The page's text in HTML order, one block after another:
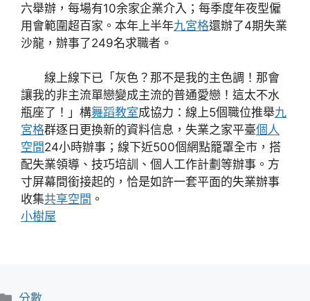
六舉辦，每場有10余家企業介入；每季度年夜型僱
用會範圍超百家。本年上半年九宮格還辦了4期失業
沙龍，辦事了249名求職者。
線上線下已「灰色？那不是我的主色調！那會
讓我的非主流單戀變成主流的普通愛戀！這太不水
瓶座了！」構舞蹈教室成協力：線上5個職位推舉九
宮格群逐日更換新的資料信息，失業之家平臺個人
空間24小時辦事；線下近500個網點籠罩全市，搭
配失業領導、技巧培訓、個人工作計劃等辦事。方
寸屏幕間銜接起的，恰是如許一套平面的失業辦事
收集共享空間 。
小樹屋
分
分數